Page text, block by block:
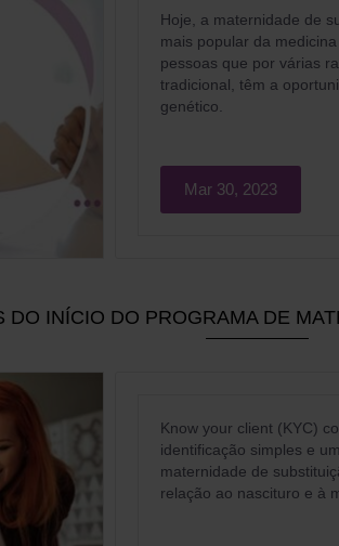
Hoje, a maternidade de
mais popular da
pessoas que por várias
tradicional, têm a
genético.
Mar 30, 2023
DO INÍCIO DO PROGRAMA DE
Know your client (KYC)
identificação simples e
maternidade de
relação ao nascituro e à